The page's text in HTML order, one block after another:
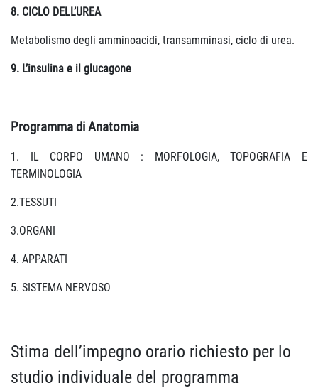
8. CICLO DELL’UREA
Metabolismo degli amminoacidi, transamminasi, ciclo di urea.
9. L’insulina e il glucagone
Programma di Anatomia
1. IL CORPO UMANO : MORFOLOGIA, TOPOGRAFIA E
TERMINOLOGIA
2.TESSUTI
3.ORGANI
4. APPARATI
5. SISTEMA NERVOSO
Stima dell’impegno orario richiesto per lo
studio individuale del programma